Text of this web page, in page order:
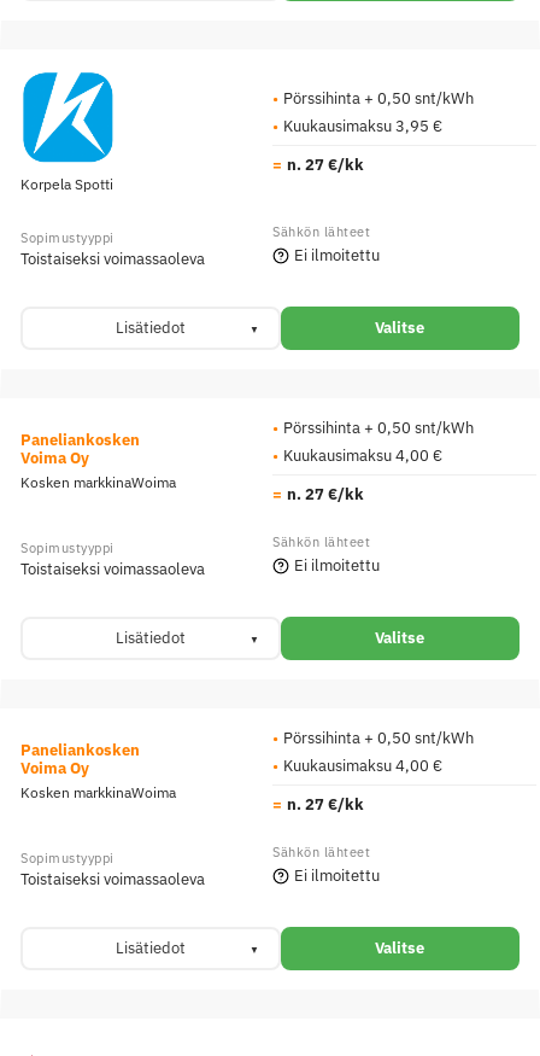
Korpela Spotti
Pörssihinta + 0,50 snt/kWh
Kuukausimaksu 3,95 €
n. 27 €/kk
Toistaiseksi voimassaoleva Ei ilmoitettu
Lisätiedot Valitse
Paneliankosken
Voima Oy
Kosken markkinaWoima
Pörssihinta + 0,50 snt/kWh
Kuukausimaksu 4,00 €
n. 27 €/kk
Toistaiseksi voimassaoleva Ei ilmoitettu
Lisätiedot Valitse
Paneliankosken
Voima Oy
Kosken markkinaWoima
Pörssihinta + 0,50 snt/kWh
Kuukausimaksu 4,00 €
n. 27 €/kk
Toistaiseksi voimassaoleva Ei ilmoitettu
Lisätiedot Valitse